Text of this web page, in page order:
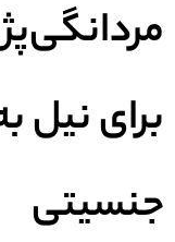
برای نیل
جنسیتی